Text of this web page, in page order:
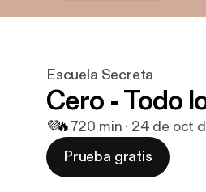
Escuela Secreta
Cero - Todo
💜🔥720 min · 24 de oct
Prueba gratis